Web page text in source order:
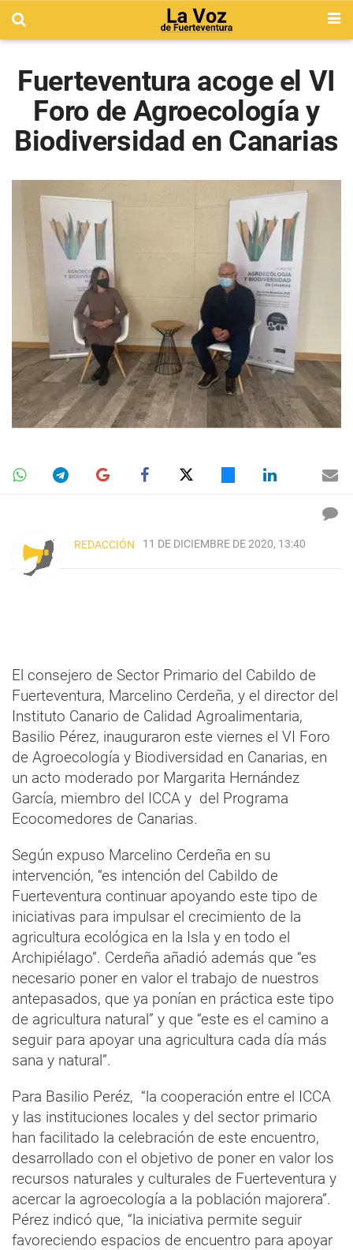
Fuerteventura acoge el VI
Foro de Agroecología y
Biodiversidad en Canarias
REDACCIÓN 11 DE DICIEMBRE DE 2020, 13:40
El consejero de Sector Primario del Cabildo de
Fuerteventura, Marcelino Cerdeña, y el director del
Instituto Canario de Calidad Agroalimentaria,
Basilio Pérez, inauguraron este viernes el VI Foro
de Agroecología y Biodiversidad en Canarias, en
un acto moderado por Margarita Hernández
García, miembro del ICCA y del Programa
Ecocomedores de Canarias.
Según expuso Marcelino Cerdeña en su
intervención, “es intención del Cabildo de
Fuerteventura continuar apoyando este tipo de
iniciativas para impulsar el crecimiento de la
agricultura ecológica en la Isla y en todo el
Archipiélago”. Cerdeña añadió además que “es
necesario poner en valor el trabajo de nuestros
antepasados, que ya ponían en práctica este tipo
de agricultura natural” y que “este es el camino a
seguir para apoyar una agricultura cada día más
sana y natural”.
Para Basilio Peréz, “la cooperación entre el ICCA
y las instituciones locales y del sector primario
han facilitado la celebración de este encuentro,
desarrollado con el objetivo de poner en valor los
recursos naturales y culturales de Fuerteventura y
acercar la agroecología a la población majorera”.
Pérez indicó que, “la iniciativa permite seguir
favoreciendo espacios de encuentro para apoyar